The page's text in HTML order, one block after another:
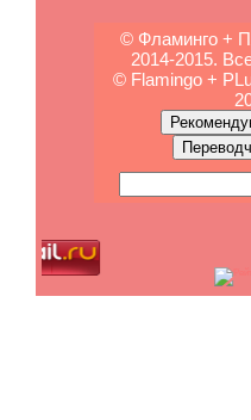
© Фламинго +
2014-2015.
© Flamingo +